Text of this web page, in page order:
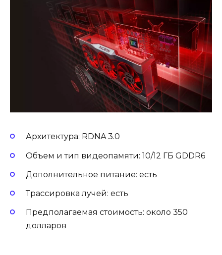
Архитектура: RDNA 3.0
Объем и тип видеопамяти: 10/12 ГБ GDDR6
Дополнительное питание: есть
Трассировка лучей: есть
Предполагаемая стоимость: около 350
долларов